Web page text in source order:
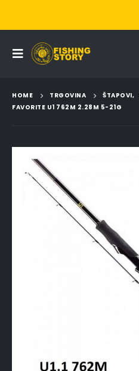
HOME TRGOVINA ŠTAPOVI,
FAVORITE U1 762M 2.28M 5-21G